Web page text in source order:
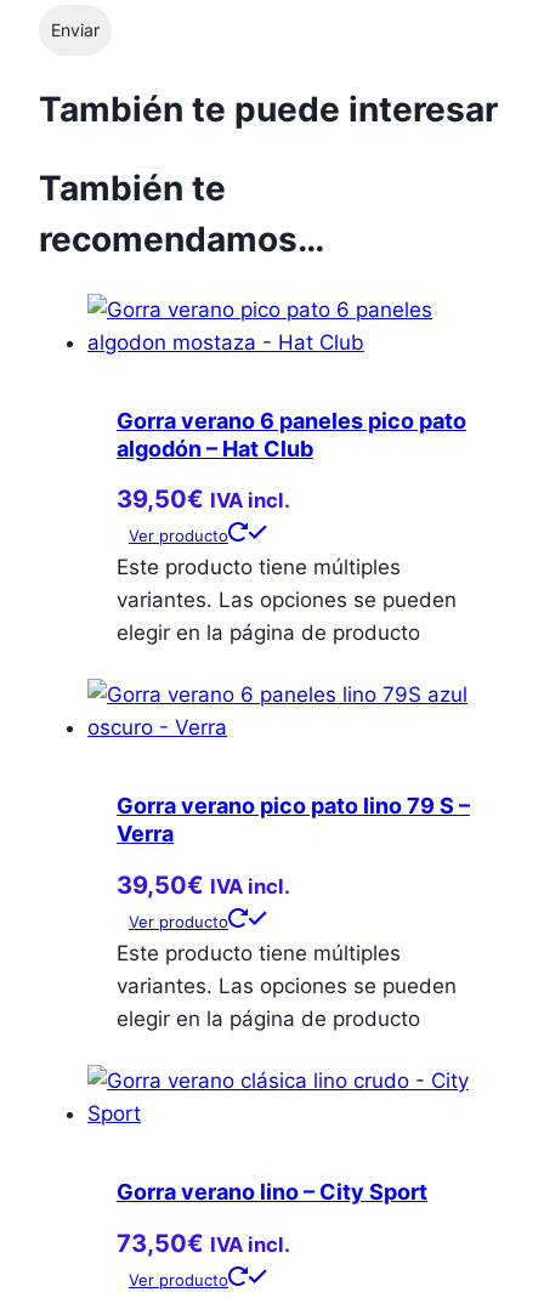
También te puede interesar
También te
recomendamos…
Gorra verano 6 paneles pico pato
algodón – Hat Club
39,50€ IVA incl.
Ver producto
Este producto tiene múltiples
variantes. Las opciones se pueden
elegir en la página de producto
Gorra verano pico pato lino 79 S –
Verra
39,50€ IVA incl.
Ver producto
Este producto tiene múltiples
variantes. Las opciones se pueden
elegir en la página de producto
Gorra verano lino – City Sport
73,50€ IVA incl.
Ver producto